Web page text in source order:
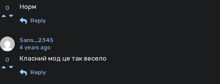
0 Норм
Reply
0
Sans_2345
4 years ago
Класний мод це так весело
Reply